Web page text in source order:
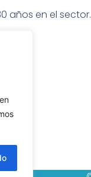
años en el sector.